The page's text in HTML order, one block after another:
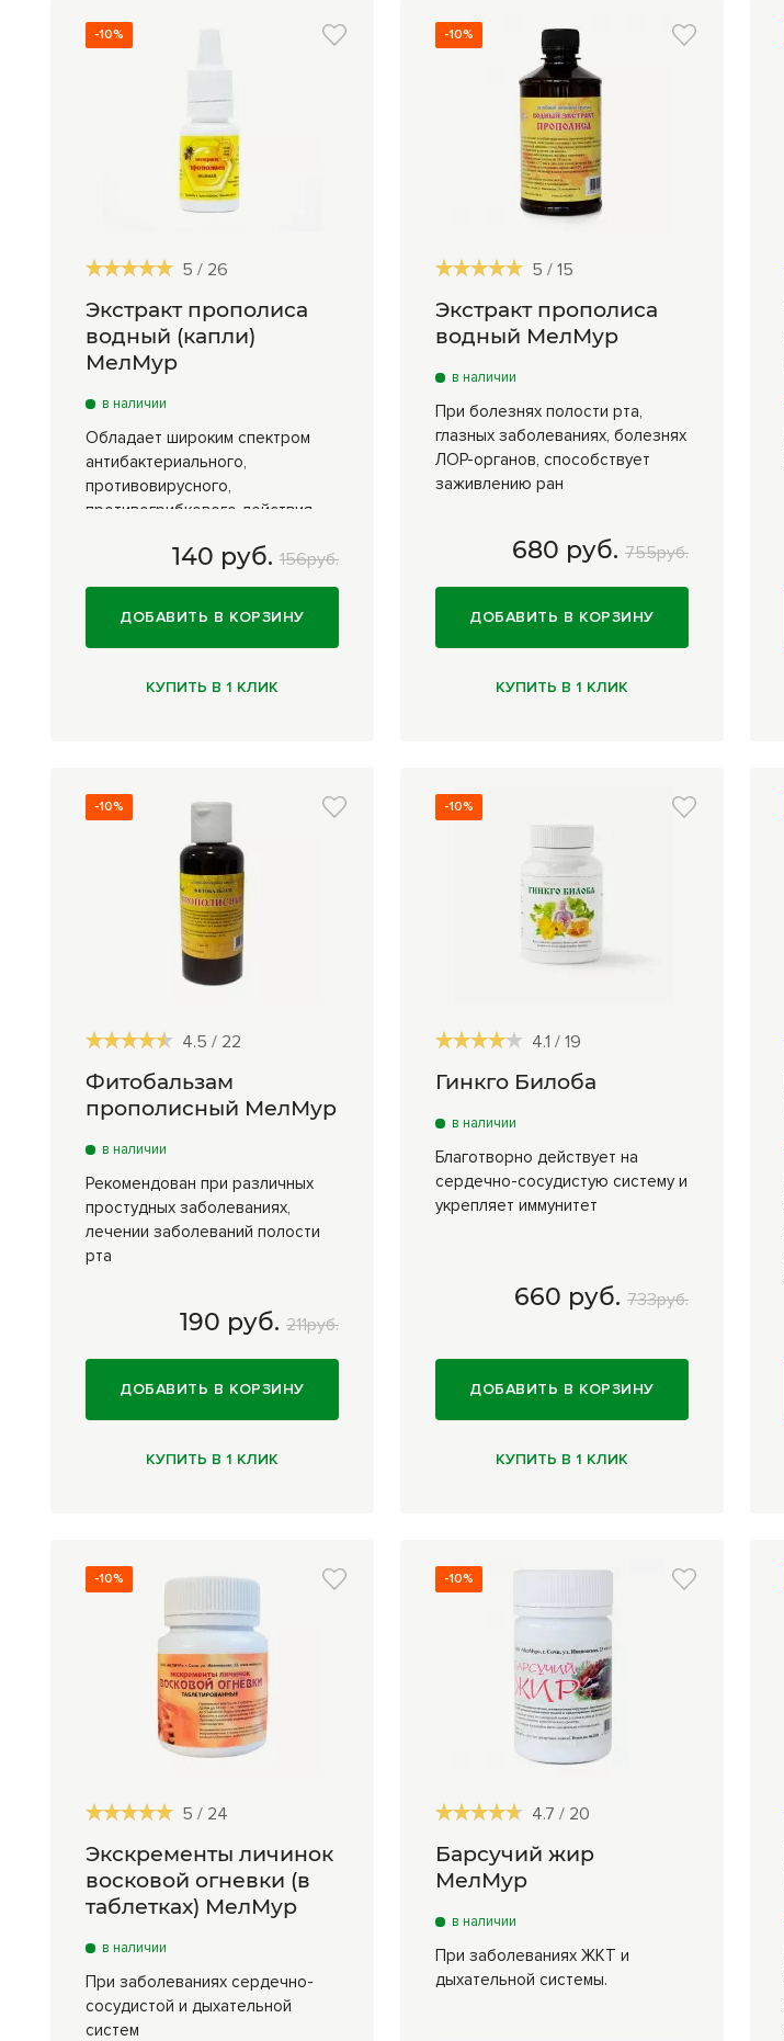
-10%
5 / 26
Экстракт прополиса
водный (капли)
МелМур
в наличии
Обладает широким спектром
антибактериального,
противовирусного,
противогрибкового действия
140 руб. 156руб.
140 руб.
ДОБАВИТЬ В КОРЗИНУ
КУПИТЬ В 1 КЛИК
-10%
5 / 15
Экстракт прополиса
водный МелМур
в наличии
При болезнях полости рта,
глазных заболеваниях, болезнях
ЛОР-органов, способствует
заживлению ран
680 руб. 755руб.
350 мл 680 руб.
ДОБАВИТЬ В КОРЗИНУ
КУПИТЬ В 1 КЛИК
-10%
4.5 / 22
Фитобальзам
прополисный МелМур
в наличии
Рекомендован при различных
простудных заболеваниях,
лечении заболеваний полости
рта
190 руб. 211руб.
190 руб.
ДОБАВИТЬ В КОРЗИНУ
КУПИТЬ В 1 КЛИК
-10%
4.1 / 19
Гинкго Билоба
в наличии
Благотворно действует на
сердечно-сосудистую систему и
укрепляет иммунитет
660 руб. 733руб.
ДОБАВИТЬ В КОРЗИНУ
КУПИТЬ В 1 КЛИК
-10%
5 / 24
Экскременты личинок
восковой огневки (в
таблетках) МелМур
в наличии
При заболеваниях сердечно-
сосудистой и дыхательной
систем
-10%
4.7 / 20
Барсучий жир
МелМур
в наличии
При заболеваниях ЖКТ и
дыхательной системы.